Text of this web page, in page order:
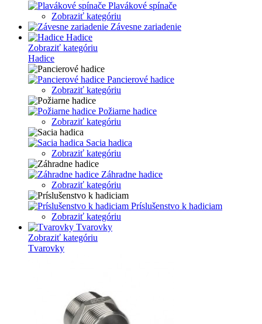
Plavákové spínače
Zobraziť kategóriu
Závesne zariadenie
Hadice
Zobraziť kategóriu
Hadice
Pancierové hadice
Zobraziť kategóriu
Požiarne hadice
Zobraziť kategóriu
Sacia hadica
Zobraziť kategóriu
Záhradne hadice
Zobraziť kategóriu
Príslušenstvo k hadiciam
Zobraziť kategóriu
Tvarovky
Zobraziť kategóriu
Tvarovky